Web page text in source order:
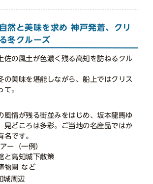
然と美味を求め 神戸発着、クリ
冬クルーズ
佐の風土が色濃く残る高知を訪ねるクル
の美味を堪能しながら、船上ではクリス
て。
風情が残る街並みをはじめ、坂本龍馬ゆ
見どころは多彩。ご当地の名産品ではか
名です。
ー（一例）
と高知城下散策
物園 など
城周辺